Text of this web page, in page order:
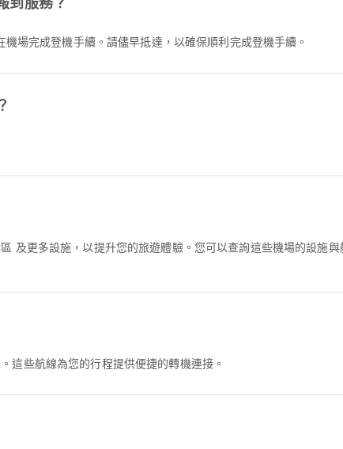
到服務？
機場完成登機手續。請儘早抵達，以確保順利完成登機手續。
及更多設施，以提升您的旅遊體驗。您可以查詢這些機場的設施
這些航線為您的行程提供便捷的轉機連接。